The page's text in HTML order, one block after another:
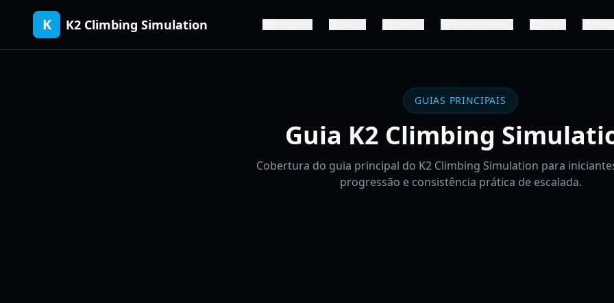
K K2 Climbing Simulation
GUIAS PRINCIPAIS
Guia K2 Climbing
Cobertura do guia principal do K2 Climbing Simulation para
progressão e consistência prática de escalada.